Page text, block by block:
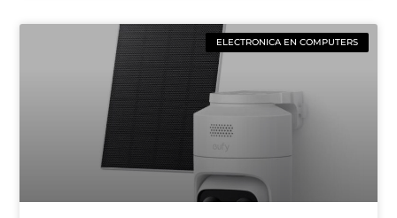
ELECTRONICA EN COMPUTERS